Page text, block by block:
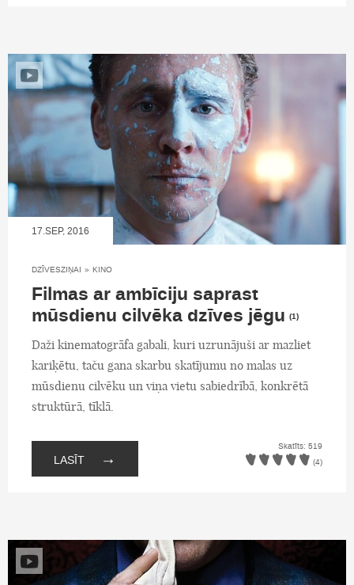
17.SEP, 2016
DZĪVESZIŅAI » KINO
Filmas ar ambīciju saprast
mūsdienu cilvēka dzīves jēgu (1)
Daži kinematogrāfa gabali, kuri uzrunājuši ar mazliet
kariķētu, taču gana skarbu skatījumu no malas uz
mūsdienu cilvēku un viņa vietu sabiedrībā, konkrētā
struktūrā, tīklā.
LASĪT →
Skatīts: 519
(4)